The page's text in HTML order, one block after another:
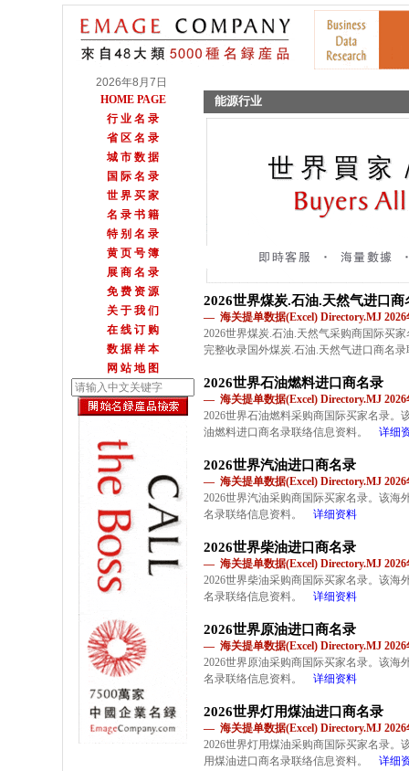
2026年8月7日
HOME PAGE
行 业 名 录
省 区 名 录
城 市 数 据
国 际 名 录
世 界 买 家
名 录 书 籍
特 别 名 录
黄 页 号 簿
展 商 名 录
免 费 资 源
关 于 我 们
在 线 订 购
数 据 样 本
网 站 地 图
能源行业
2026世界煤炭.石油.天然气进口商
— 海关提单数据(Excel) Directory.MJ 2026
2026世界煤炭.石油.天然气采购商国际买
完整收录国外煤炭.石油.天然气进口商名
2026世界石油燃料进口商名录
— 海关提单数据(Excel) Directory.MJ 2026
2026世界石油燃料采购商国际买家名录。
油燃料进口商名录联络信息资料。
详细
2026世界汽油进口商名录
— 海关提单数据(Excel) Directory.MJ 2026
2026世界汽油采购商国际买家名录。该海
名录联络信息资料。
详细资料
2026世界柴油进口商名录
— 海关提单数据(Excel) Directory.MJ 2026
2026世界柴油采购商国际买家名录。该海
名录联络信息资料。
详细资料
2026世界原油进口商名录
— 海关提单数据(Excel) Directory.MJ 2026
2026世界原油采购商国际买家名录。该海
名录联络信息资料。
详细资料
2026世界灯用煤油进口商名录
— 海关提单数据(Excel) Directory.MJ 2026
2026世界灯用煤油采购商国际买家名录。
用煤油进口商名录联络信息资料。
详细